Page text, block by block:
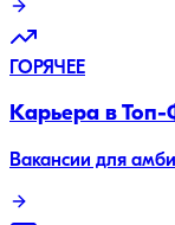
ГОРЯЧЕЕ
Карьера в Топ-
Вакансии для